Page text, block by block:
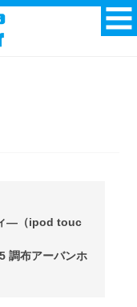
―（ipod touc
調布アーバンホ